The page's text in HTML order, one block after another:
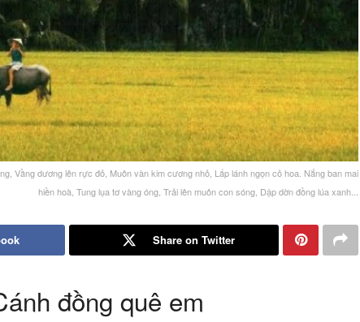
Vầng dương lên rực đỏ, Muôn vàn kim cương nhỏ, Lấp lánh ngọn cỏ hoa. Nắng ban mai
hiền hoà, Tung lụa tơ vàng óng, Trải lên muôn con sóng, Dập dờn đồng lúa xanh...
Share on Twitter
đồng quê em